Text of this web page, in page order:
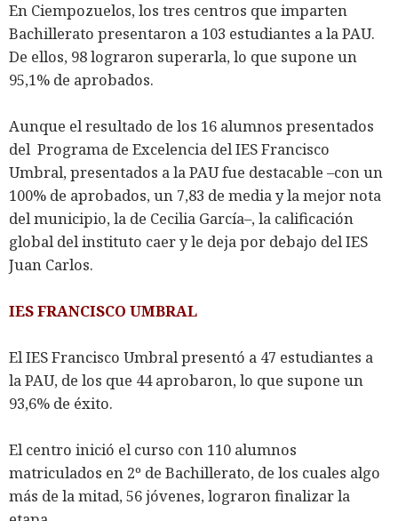
En Ciempozuelos, los tres centros que imparten
Bachillerato presentaron a 103 estudiantes a la PAU.
De ellos, 98 lograron superarla, lo que supone un
95,1% de aprobados.
Aunque el resultado de los 16 alumnos presentados
del Programa de Excelencia del IES Francisco
Umbral, presentados a la PAU fue destacable –con un
100% de aprobados, un 7,83 de media y la mejor nota
del municipio, la de Cecilia García–, la calificación
global del instituto caer y le deja por debajo del IES
Juan Carlos.
IES FRANCISCO UMBRAL
El IES Francisco Umbral presentó a 47 estudiantes a
la PAU, de los que 44 aprobaron, lo que supone un
93,6% de éxito.
El centro inició el curso con 110 alumnos
matriculados en 2º de Bachillerato, de los cuales algo
más de la mitad, 56 jóvenes, lograron finalizar la